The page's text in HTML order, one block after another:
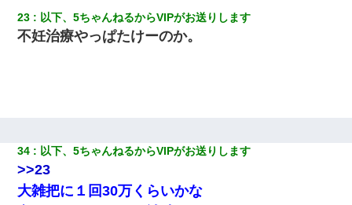
23 以下、5ちゃんねるからVIPがお送りします
不妊治療やっぱたけーのか。
34 以下、5ちゃんねるからVIPがお送りします
>>23
大雑把に１回30万くらいかな